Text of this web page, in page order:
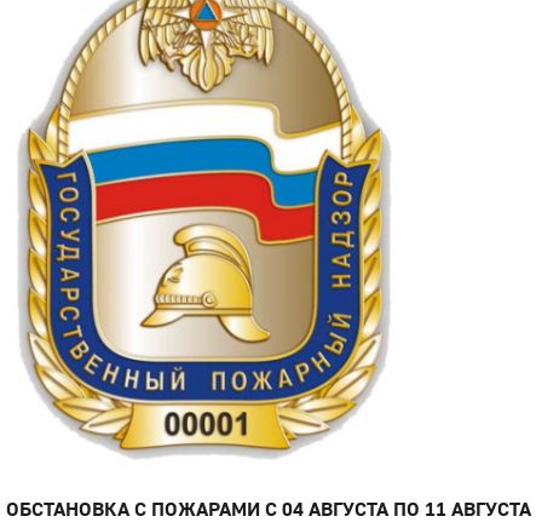
ОБСТАНОВКА С ПОЖАРАМИ С 04 АВГУСТА ПО 11 АВГУСТА